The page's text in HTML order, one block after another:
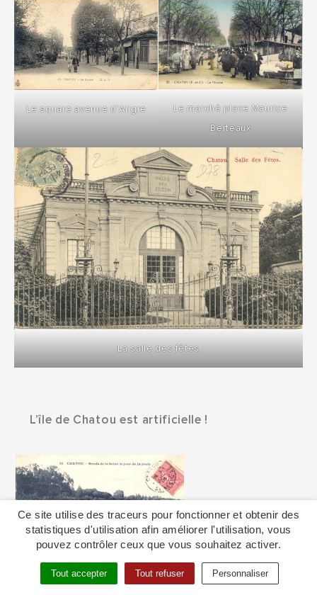
Ce site utilise des traceurs pour fonctionner et obtenir des
statistiques d'utilisation afin améliorer l'utilisation, vous
pouvez contrôler ceux que vous souhaitez activer.
Tout accepter Tout refuser Personnaliser
Le square avenue d’Aligre
Le marché place Maurice
Berteaux
La salle des fêtes
L’île de Chatou est artificielle !
L’Île de Chatou – Bords de la Seine le jour de la